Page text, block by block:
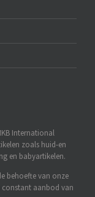
International
zoals huid-en
en babyartikelen.
behoefte van onze
constant aanbod van